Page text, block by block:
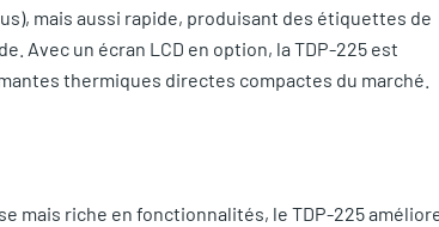
mais aussi rapide, produisant des étiquettes de
Avec un écran LCD en option, la TDP-225 est
thermiques directes compactes du marché.
mais riche en fonctionnalités, le TDP-225